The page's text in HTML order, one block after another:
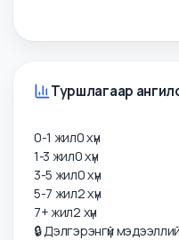
Илүү их мэдээлэл
Туршлагаар
0-1 жил0хүн
1-3 жил0хүн
3-5 жил0хүн